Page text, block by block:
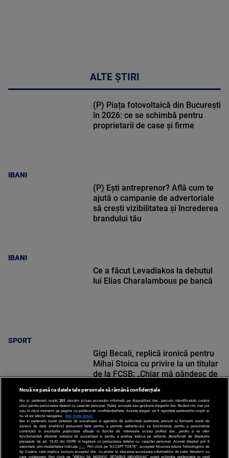
ALTE ȘTIRI
IBANI
(P) Piața fotovoltaică din București
în 2026: ce se schimbă pentru
proprietarii de case și firme
IBANI
(P) Ești antreprenor? Află cum te
ajută o campanie de advertoriale
să crești vizibilitatea și încrederea
brandului tău
SPORT
Ce a făcut Levadiakos la debutul
lui Elias Charalambous pe bancă
SPORT
Gigi Becali, replică ironică pentru
Mihai Stoica cu privire la un titular
de la FCSB: „Chiar mă gândesc de
Nouă ne pasă ca datele tale personale să rămână confidențiale
Noi și partenerii noștri 201 stocăm și/sau accesăm informații pe dispozitivul dvs., precum identificatorii cookie
unici pentru prelucrarea datelor cu caracter personal. Puteți accepta sau gestiona alegerile dvs. făcând clic mai jos
sau în orice moment, pe pagina cu politica de confidențialitate. Aceste alegeri vor fi raportate partenerilor noștri și
nu vă vor afecta navigarea.
Mai multe detalii
Noi si partenerii nostri (retelele de socializare si agentiile de publicitate partenere, precum si furnizorii nostri de
servicii de date analitice) prelucram date pentru a permite website-ului sa functioneze, pentru a personaliza
continutul si anunturile publicitare afisate in functie de interesele si/sau profilul dvs., pentru a va oferi
functionalitati aferente retelelor de socializare si pentru a analiza traficul pe website. Beneficiati de drepturile
prevazute de art. 15-22 din GDPR in legatura cu prelucrarea datelor cu caracter personal. Aceste drepturi pot fi
exercitate prin modalitatea indicataaici . Prin click pe “ACCEPT TOATE”, acceptati folosirea tuturor Tehnologiilor de
tip Cookie, care implica inclusiv acceptul dvs. cu privire la stocarea/accesarea informatiilor de catre Vendor-ii cu
care colaboram. Prin click pe “VREAU SA MODIFIC SETARILE INDIVIDUAL” puteti schimba preferintele in mod